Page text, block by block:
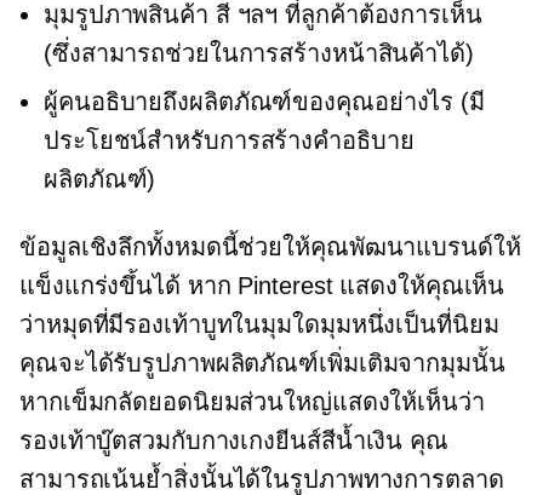
มุมรูปภาพสินค้า สี ฯลฯ ที่ลูกค้าต้องการเห็น
(ซึ่งสามารถช่วยในการสร้างหน้าสินค้าได้)
ผู้คนอธิบายถึงผลิตภัณฑ์ของคุณอย่างไร (มี
ประโยชน์สำหรับการสร้างคำอธิบาย
ผลิตภัณฑ์)
ข้อมูลเชิงลึกทั้งหมดนี้ช่วยให้คุณพัฒนาแบรนด์ให้
แข็งแกร่งขึ้นได้ หาก Pinterest แสดงให้คุณเห็น
ว่าหมุดที่มีรองเท้าบูทในมุมใดมุมหนึ่งเป็นที่นิยม
คุณจะได้รับรูปภาพผลิตภัณฑ์เพิ่มเติมจากมุมนั้น
หากเข็มกลัดยอดนิยมส่วนใหญ่แสดงให้เห็นว่า
รองเท้าบู๊ตสวมกับกางเกงยีนส์สีน้ำเงิน คุณ
สามารถเน้นย้ำสิ่งนั้นได้ในรูปภาพทางการตลาด